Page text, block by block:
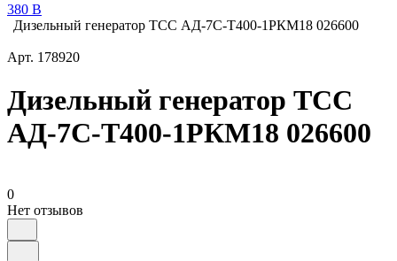
380 В
Дизельный генератор ТСС АД-7С-Т400-1РКМ18 026600
Арт. 178920
Дизельный генератор ТСС
АД-7С-Т400-1РКМ18 026600
0
Нет отзывов